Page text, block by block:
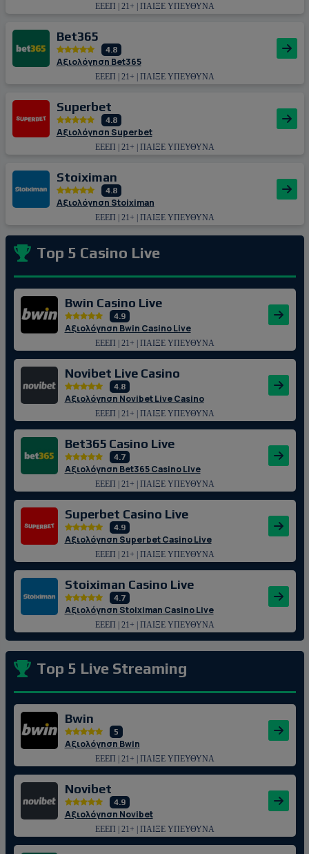
ΕΕΕΠ | 21+ | ΠΑΙΞΕ ΥΠΕΥΘΥΝΑ
Bet365
4.8
Αξιολόγηση Bet365
ΕΕΕΠ | 21+ | ΠΑΙΞΕ ΥΠΕΥΘΥΝΑ
Superbet
4.8
Αξιολόγηση Superbet
ΕΕΕΠ | 21+ | ΠΑΙΞΕ ΥΠΕΥΘΥΝΑ
Stoiximan
4.8
Αξιολόγηση Stoiximan
ΕΕΕΠ | 21+ | ΠΑΙΞΕ ΥΠΕΥΘΥΝΑ
Top 5 Casino Live
Bwin Casino Live
4.9
Αξιολόγηση Bwin Casino Live
ΕΕΕΠ | 21+ | ΠΑΙΞΕ ΥΠΕΥΘΥΝΑ
Novibet Live Casino
4.8
Αξιολόγηση Novibet Live Casino
ΕΕΕΠ | 21+ | ΠΑΙΞΕ ΥΠΕΥΘΥΝΑ
Bet365 Casino Live
4.7
Αξιολόγηση Bet365 Casino Live
ΕΕΕΠ | 21+ | ΠΑΙΞΕ ΥΠΕΥΘΥΝΑ
Superbet Casino Live
4.9
Αξιολόγηση Superbet Casino Live
ΕΕΕΠ | 21+ | ΠΑΙΞΕ ΥΠΕΥΘΥΝΑ
Stoiximan Casino Live
4.7
Αξιολόγηση Stoiximan Casino Live
ΕΕΕΠ | 21+ | ΠΑΙΞΕ ΥΠΕΥΘΥΝΑ
Top 5 Live Streaming
Bwin
5
Αξιολόγηση Bwin
ΕΕΕΠ | 21+ | ΠΑΙΞΕ ΥΠΕΥΘΥΝΑ
Novibet
4.9
Αξιολόγηση Novibet
ΕΕΕΠ | 21+ | ΠΑΙΞΕ ΥΠΕΥΘΥΝΑ